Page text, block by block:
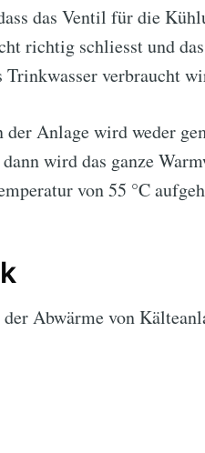
das Ventil für die
richtig schliesst und
Trinkwasser verbraucht
Anlage wird weder
wird das ganze
von 55 °C
Abwärme von